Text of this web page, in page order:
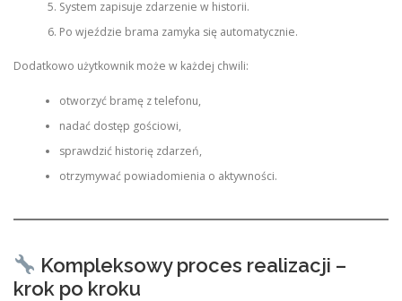
System zapisuje zdarzenie w historii.
Po wjeździe brama zamyka się automatycznie.
Dodatkowo użytkownik może w każdej chwili:
otworzyć bramę z telefonu,
nadać dostęp gościowi,
sprawdzić historię zdarzeń,
otrzymywać powiadomienia o aktywności.
Kompleksowy proces realizacji –
krok po kroku